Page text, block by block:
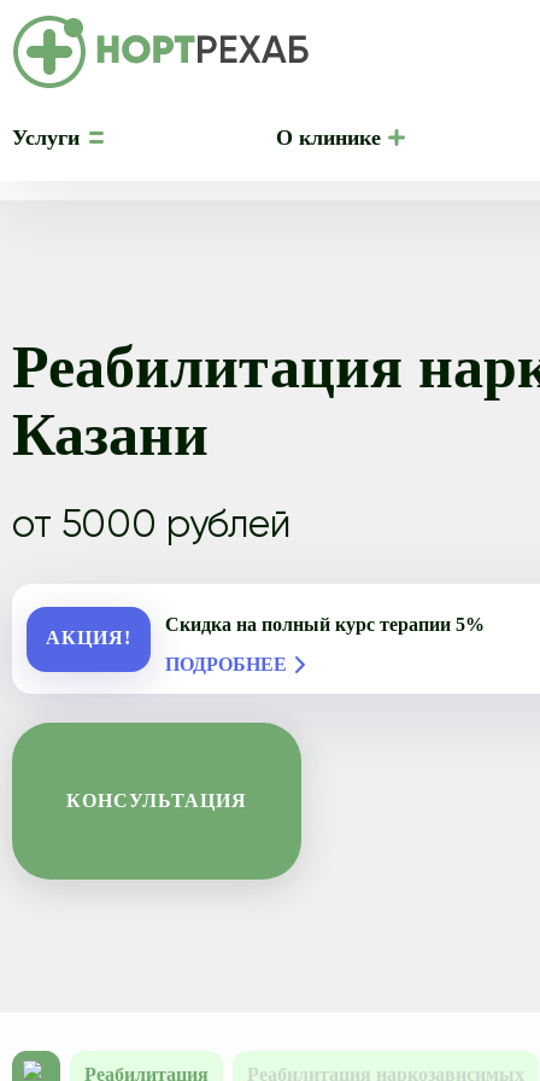
Услуги О клинике
Реабилитация
Казани
от 5000 рублей
АКЦИЯ!
Скидка на полный курс терапии 5%
ПОДРОБНЕЕ
КОНСУЛЬТАЦИЯ
Реабилитация Реабилитация наркозависимых